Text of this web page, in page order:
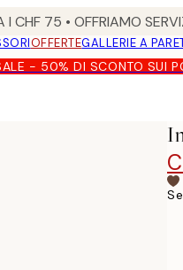
I CHF 75 • OFFRIAMO
OFFERTEGALLERIE A
- 50% DI SCONTO SUI